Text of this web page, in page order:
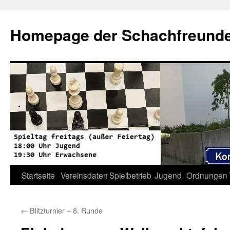
springen
Homepage der
Startseite VereinsdatenSpielbetrieb Jugend Ordnungen
← Blitzturnier – 8. Runde